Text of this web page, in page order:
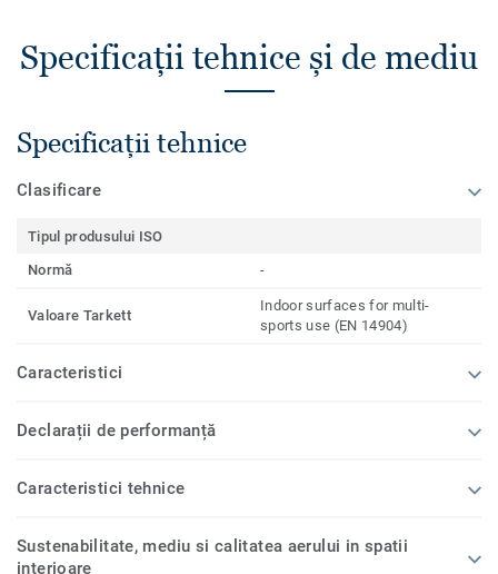
Specificații tehnice și de mediu
Specificații tehnice
Clasificare
Tipul produsului ISO
Normă
-
Valoare Tarkett
Indoor surfaces for multi-
sports use (EN 14904)
Caracteristici
Declarații de performanță
Caracteristici tehnice
Sustenabilitate, mediu si calitatea aerului in spatii
interioare